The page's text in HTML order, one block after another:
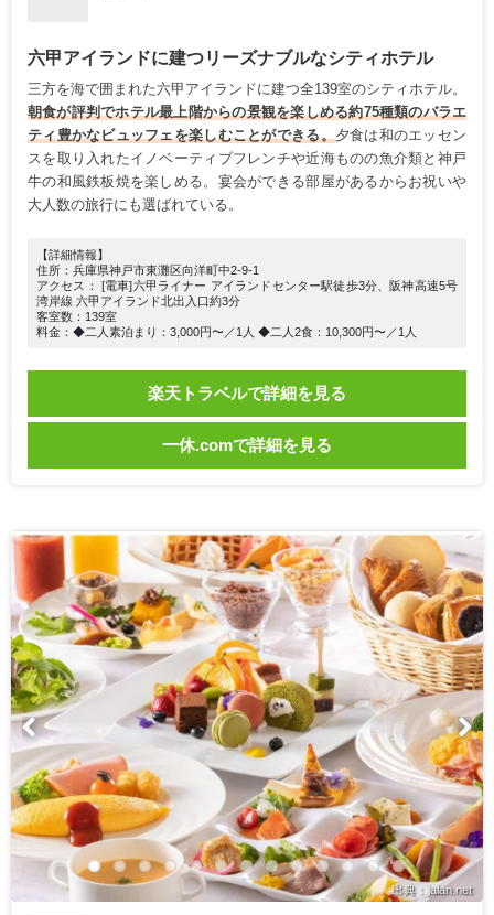
六甲アイランドに建つリーズナブルなシティホテル
三方を海で囲まれた六甲アイランドに建つ全139室のシティホテル。
朝食が評判でホテル最上階からの景観を楽しめる約75種類のバラエ
ティ豊かなビュッフェを楽しむことができる。 夕食は和のエッセン
スを取り入れたイノベーティブフレンチや近海ものの魚介類と神戸
牛の和風鉄板焼を楽しめる。宴会ができる部屋があるからお祝いや
大人数の旅行にも選ばれている。
【詳細情報】
住所：兵庫県神戸市東灘区向洋町中2-9-1
アクセス： [電車]六甲ライナー アイランドセンター駅徒歩3分、阪神高速5号
湾岸線 六甲アイランド北出入口約3分
客室数：139室
料金：◆二人素泊まり：3,000円〜／1人 ◆二人2食：10,300円〜／1人
楽天トラベルで詳細を見る
一休.comで詳細を見る
出典：jalan.net